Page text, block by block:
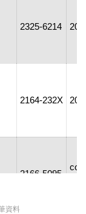
2325-6214
2164-232X
2166-5095
資料